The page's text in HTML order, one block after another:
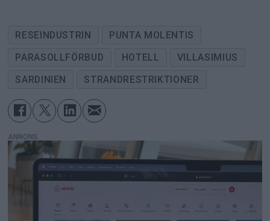
RESEINDUSTRIN
PUNTA MOLENTIS
PARASOLLFÖRBUD
HOTELL
VILLASIMIUS
SARDINIEN
STRANDRESTRIKTIONER
ANNONS